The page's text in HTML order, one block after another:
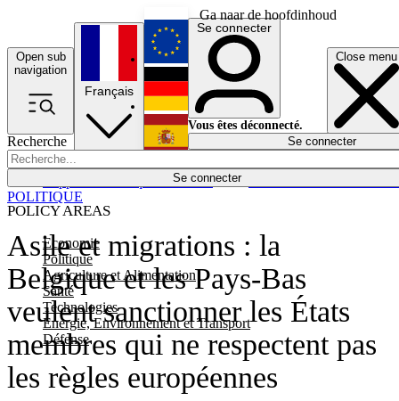
Ga naar de hoofdinhoud
Open sub
navigation
Close menu
Recherche
Se connecter
POLICY AREAS
Economie
Politique
Agriculture et Alimentation
Santé
Technologies
Energie, Environnement et Transport
Défense
Économie
Français
English
Deutsch
Español
Se connecter
Vous êtes déconnecté.
Se connecter
Asile et migrations : la
Belgique et les Pays-Bas
veulent sanctionner les États
membres qui ne respectent pas
les règles européennes
POLITIQUE